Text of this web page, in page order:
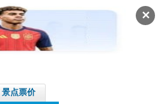
✕
景点票价